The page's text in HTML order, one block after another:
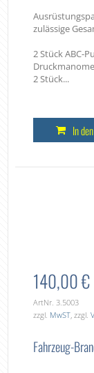
zulässige
2 Stück ABC-
2 Stück...
In
140,00 €
ArtNr. 3.5003
zzgl. MwST , zzgl.
Fahrzeug-